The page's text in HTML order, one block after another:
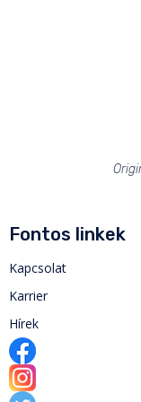
Fontos linkek
Kapcsolat
Karrier
Hírek